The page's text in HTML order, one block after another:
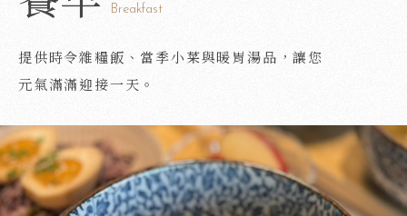
Breakfast
提供時令雜糧飯、當季小菜與暖胃湯品，讓您
元氣滿滿迎接一天。